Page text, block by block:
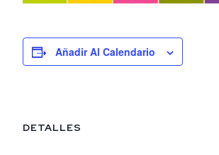
Añadir Al Calendario
DETALLES